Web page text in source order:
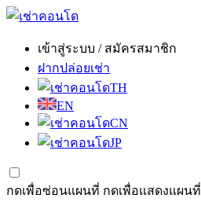
เข้าสู่ระบบ / สมัครสมาชิก
ฝากปล่อยเช่า
TH
EN
CN
JP
กดเพื่อซ่อนแผนที่ กดเพื่อแสดงแผนที่